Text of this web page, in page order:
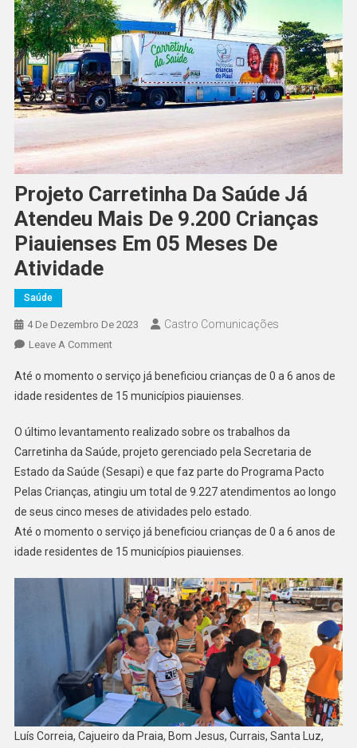
Projeto Carretinha Da Saúde Já
Atendeu Mais De 9.200 Crianças
Piauienses Em 05 Meses De
Atividade
Saúde
4 De Dezembro De 2023 Castro Comunicações
Leave A Comment
Até o momento o serviço já beneficiou crianças de 0 a 6 anos de
idade residentes de 15 municípios piauienses.
O último levantamento realizado sobre os trabalhos da
Carretinha da Saúde, projeto gerenciado pela Secretaria de
Estado da Saúde (Sesapi) e que faz parte do Programa Pacto
Pelas Crianças, atingiu um total de 9.227 atendimentos ao longo
de seus cinco meses de atividades pelo estado.
Até o momento o serviço já beneficiou crianças de 0 a 6 anos de
idade residentes de 15 municípios piauienses.
Luís Correia, Cajueiro da Praia, Bom Jesus, Currais, Santa Luz,